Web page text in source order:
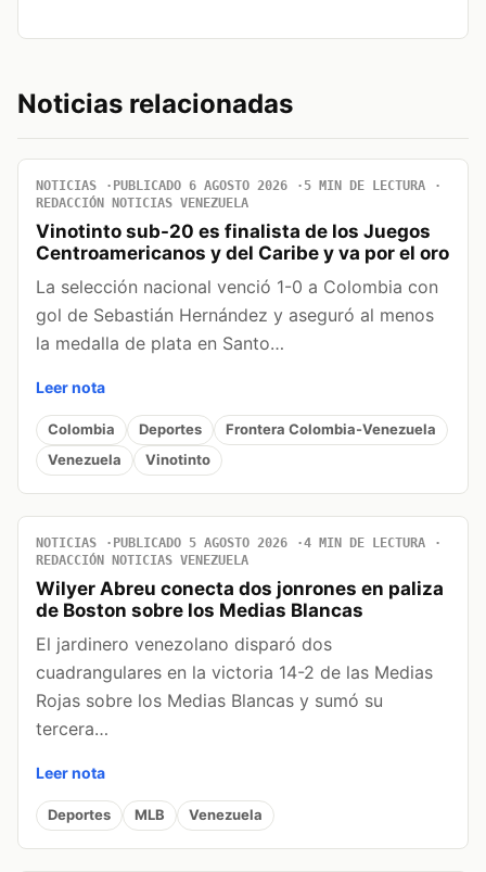
Noticias relacionadas
NOTICIAS PUBLICADO 6 AGOSTO 2026
5 MIN DE LECTURA
REDACCIÓN NOTICIAS VENEZUELA
Vinotinto sub-20 es finalista de los Juegos
Centroamericanos y del Caribe y va por el oro
La selección nacional venció 1-0 a Colombia con
gol de Sebastián Hernández y aseguró al menos
la medalla de plata en Santo…
Leer nota
Colombia Deportes
Frontera Colombia-Venezuela
Venezuela
Vinotinto
NOTICIAS PUBLICADO 5 AGOSTO 2026
4 MIN DE LECTURA
REDACCIÓN NOTICIAS VENEZUELA
Wilyer Abreu conecta dos jonrones en paliza
de Boston sobre los Medias Blancas
El jardinero venezolano disparó dos
cuadrangulares en la victoria 14-2 de las Medias
Rojas sobre los Medias Blancas y sumó su
tercera…
Leer nota
Deportes MLB Venezuela